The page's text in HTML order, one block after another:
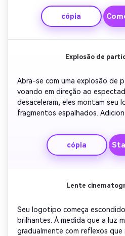
com o logotipo centrado,
cópia
Explosão de
Abra-se com uma explosão de
voando em direção ao
desaceleram, eles montam seu
fragmentos espalhados.
com um curto efeito sonoro
com o logotipo totalmente
que desbotam.
cópia
Lente
Seu logotipo começa
brilhantes. À medida que a luz
gradualmente com reflexos que